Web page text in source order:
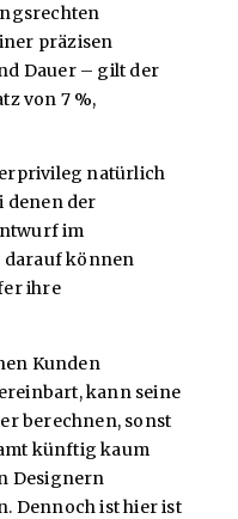
präzisen
Dauer – gilt der
von 7 %,
natürlich
denen der
im
darauf können
ihre
Kunden
kann seine
berechnen, sonst
künftig kaum
Designern
Dennoch ist hier ist